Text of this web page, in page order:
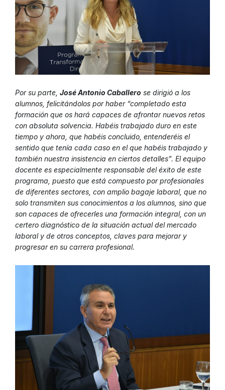
Por su parte, José Antonio Caballero se dirigió a los
alumnos, felicitándolos por haber “completado esta
formación que os hará capaces de afrontar nuevos retos
con absoluta solvencia. Habéis trabajado duro en este
tiempo y ahora, que habéis concluido, entenderéis el
sentido que tenía cada caso en el que habéis trabajado y
también nuestra insistencia en ciertos detalles”. El equipo
docente es especialmente responsable del éxito de este
programa, puesto que está compuesto por profesionales
de diferentes sectores, con amplio bagaje laboral, que no
solo transmiten sus conocimientos a los alumnos, sino que
son capaces de ofrecerles una formación integral, con un
certero diagnóstico de la situación actual del mercado
laboral y de otros conceptos, claves para mejorar y
progresar en su carrera profesional.